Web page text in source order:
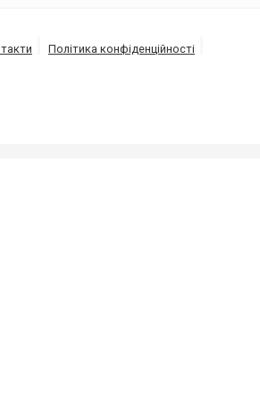
Політика конфіденційності
під високим тиском